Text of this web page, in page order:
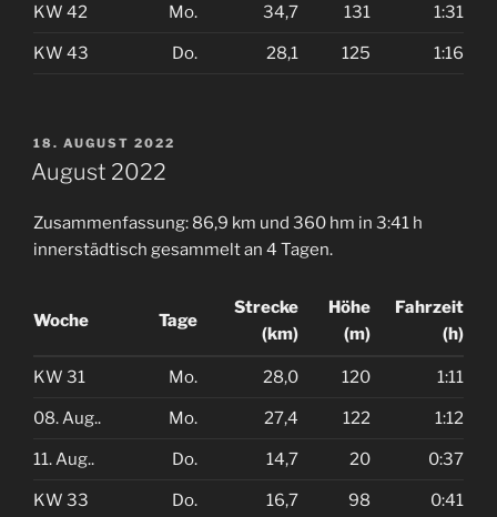
KW 42 Mo. 34,7 131 1:31
KW 43 Do. 28,1 125 1:16
VERÖFFENTLICHT
AM
18. AUGUST 2022
August 2022
Zusammenfassung: 86,9 km und 360 hm in 3:41 h
innerstädtisch gesammelt an 4 Tagen.
Woche Tage
Strecke
(km)
Höhe
(m)
Fahrzeit
(h)
KW 31 Mo. 28,0 120 1:11
08. Aug.. Mo. 27,4 122 1:12
11. Aug.. Do. 14,7 20 0:37
KW 33 Do. 16,7 98 0:41